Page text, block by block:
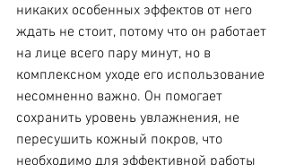
никаких особенных эффектов от него
ждать не стоит, потому что он работает
на лице всего пару минут, но в
комплексном уходе его использование
несомненно важно. Он помогает
сохранить уровень увлажнения, не
пересушить кожный покров, что